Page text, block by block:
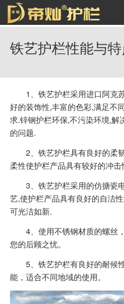
铁艺护栏性能与
1、铁艺护栏采用进口阿克
好的装饰性,丰富的色彩,满足不
求.锌钢护栏环保,不污染环境,解
的问题.
2、铁艺护栏具有良好的柔
柔性使护栏产品具有较好的冲击
3、铁艺护栏采用的仿搪瓷
艺,使护栏产品具有良好的自洁
可光洁如新.
4、使用不锈钢材质的螺丝
您的后顾之忧。
5、铁艺护栏有良好的耐候
能，适合不同地域的使用。